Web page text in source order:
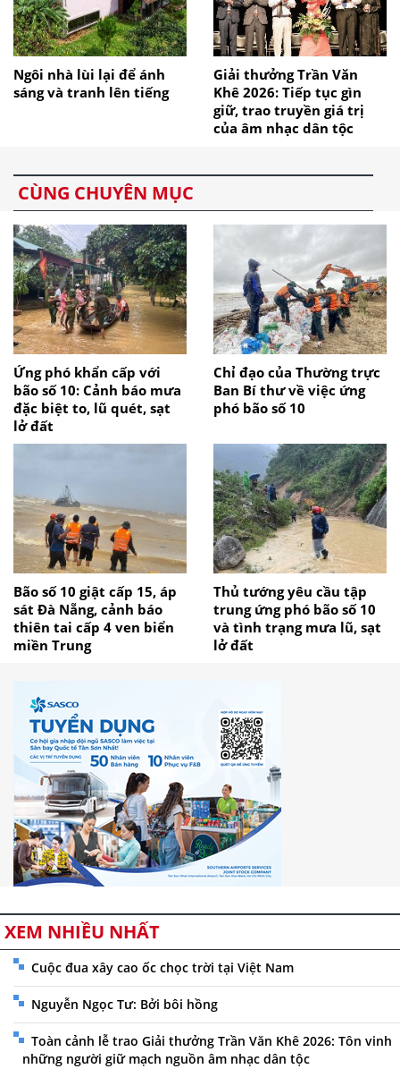
Ngôi nhà lùi lại để ánh
sáng và tranh lên tiếng
Giải thưởng Trần Văn
Khê 2026: Tiếp tục gìn
giữ, trao truyền giá trị
của âm nhạc dân tộc
CÙNG CHUYÊN MỤC
Ứng phó khẩn cấp với
bão số 10: Cảnh báo mưa
đặc biệt to, lũ quét, sạt
lở đất
Chỉ đạo của Thường trực
Ban Bí thư về việc ứng
phó bão số 10
Bão số 10 giật cấp 15, áp
sát Đà Nẵng, cảnh báo
thiên tai cấp 4 ven biển
miền Trung
Thủ tướng yêu cầu tập
trung ứng phó bão số 10
và tình trạng mưa lũ, sạt
lở đất
XEM NHIỀU NHẤT
Cuộc đua xây cao ốc chọc trời tại Việt Nam
Nguyễn Ngọc Tư: Bởi bôi hồng
Toàn cảnh lễ trao Giải thưởng Trần Văn Khê 2026: Tôn vinh
những người giữ mạch nguồn âm nhạc dân tộc